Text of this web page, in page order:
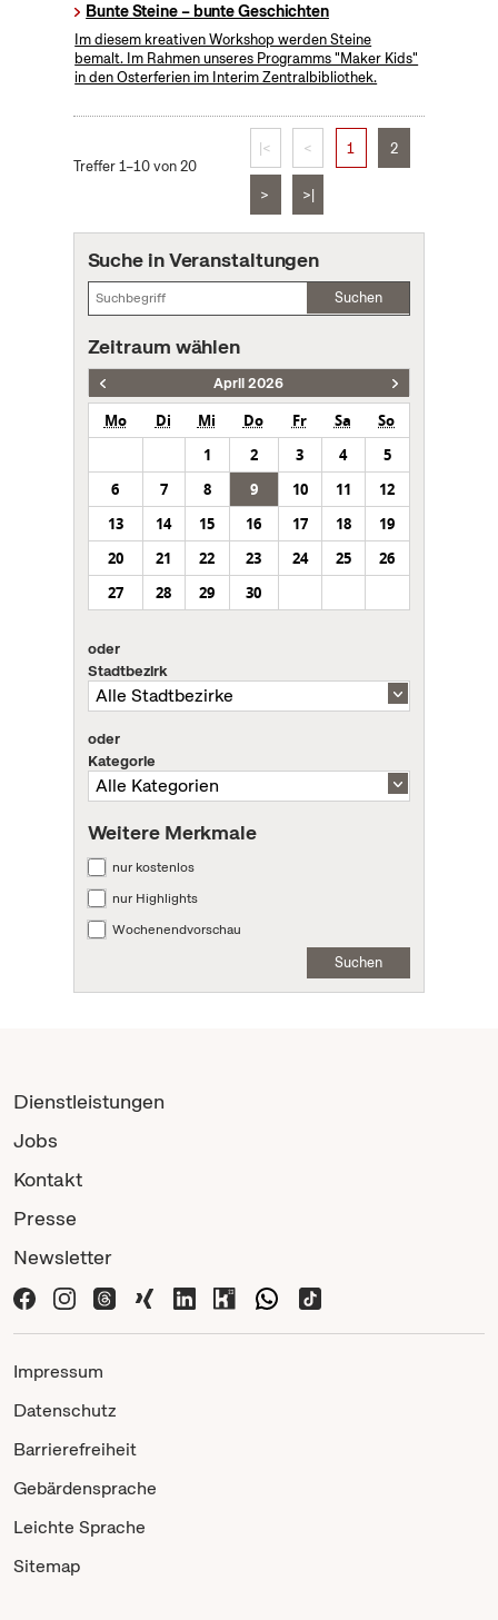
Bunte Steine – bunte Geschichten
Im diesem kreativen Workshop werden Steine
bemalt. Im Rahmen unseres Programms "Maker Kids"
in den Osterferien im Interim Zentralbibliothek.
Treffer 1–10 von 20
|< < 1 2
> >|
Suche in Veranstaltungen
Suchen
Zeitraum wählen
April 2026
Mo Di Mi Do Fr Sa
So
1
2 3 4
5
6
7 8 9 10 11
12
13
14 15 16 17 18
19
20
21 22 23 24 25
26
27
28 29 30
oder
Stadtbezirk
oder
Kategorie
Weitere Merkmale
nur kostenlos
nur Highlights
Wochenendvorschau
Suchen
Dienstleistungen
Jobs
Kontakt
Presse
Newsletter
Impressum
Datenschutz
Barrierefreiheit
Gebärdensprache
Leichte Sprache
Sitemap